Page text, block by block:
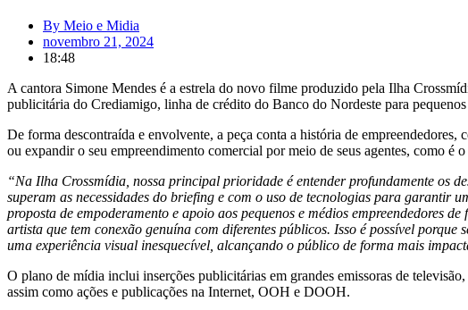
By Meio e Midia
novembro 21, 2024
18:48
A cantora Simone Mendes é a estrela do novo filme produzido pela Ilha
publicitária do Crediamigo, linha de crédito do Banco do Nordeste para pequenos
De forma descontraída e envolvente, a peça conta a história de
ou expandir o seu empreendimento comercial por meio de seus agentes, como é
“Na Ilha Crossmídia, nossa principal prioridade é entender profundamente os
superam as necessidades do briefing e com o uso de tecnologias para garantir
proposta de empoderamento e apoio aos pequenos e médios empreendedores
artista que tem conexão genuína com diferentes públicos. Isso é possível
uma experiência visual inesquecível, alcançando o público de forma mais
O plano de mídia inclui inserções publicitárias em grandes emissoras de
assim como ações e publicações na Internet, OOH e DOOH.